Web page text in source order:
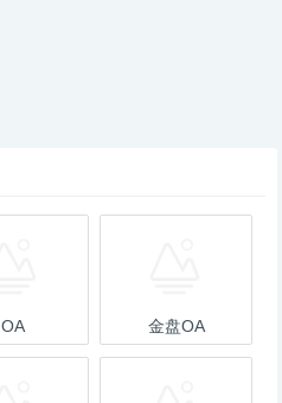
OA 金盘OA